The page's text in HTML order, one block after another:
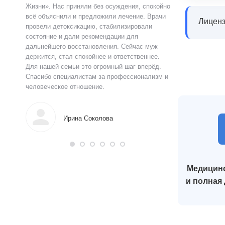
Жизни». Нас приняли без осуждения, спокойно
всё объяснили и предложили лечение. Врачи
провели детоксикацию, стабилизировали
состояние и дали рекомендации для
дальнейшего восстановления. Сейчас муж
держится, стал спокойнее и ответственнее.
Для нашей семьи это огромный шаг вперёд.
Спасибо специалистам за профессионализм и
человеческое отношение.
Ирина Соколова
чувства быстро
выслушал,
и предложил
прошло
что могу жить
и полная